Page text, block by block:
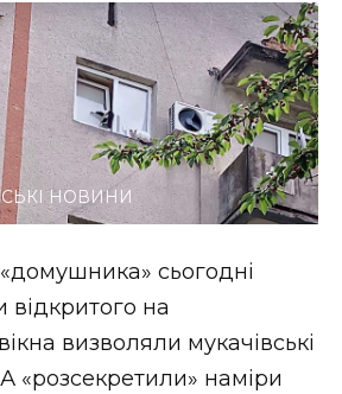
(відеоверсія)
НОВИНИ
сьогодні
відкритого на
визволяли мукачівські
«розсекретили» наміри